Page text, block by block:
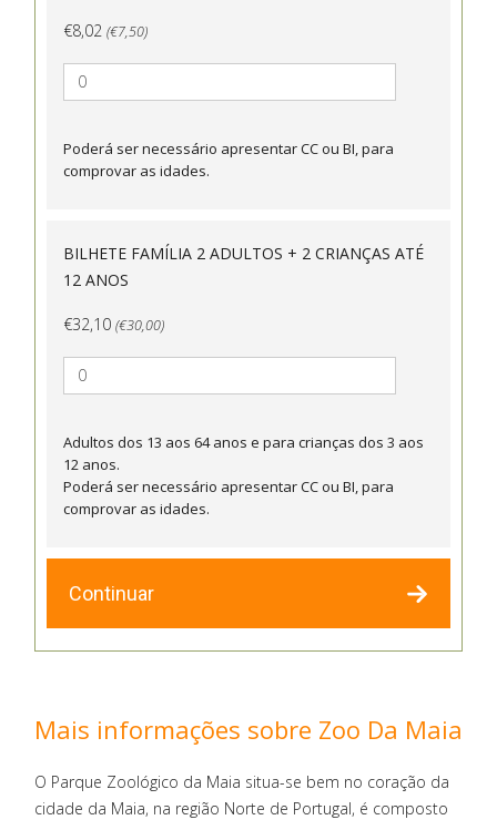
€8,02 (€7,50)
Poderá ser necessário apresentar CC ou BI, para
comprovar as idades.
BILHETE FAMÍLIA 2 ADULTOS + 2 CRIANÇAS ATÉ
12 ANOS
€32,10 (€30,00)
Adultos dos 13 aos 64 anos e para crianças dos 3 aos
12 anos.
Poderá ser necessário apresentar CC ou BI, para
comprovar as idades.
Continuar
Mais informações sobre Zoo Da Maia
O Parque Zoológico da Maia situa-se bem no coração da
cidade da Maia, na região Norte de Portugal, é composto